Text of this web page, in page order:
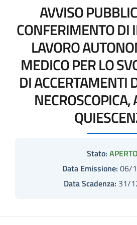
AVVISO
CONFERIMENTO DI
LAVORO
MEDICO PER LO
DI ACCERTAMENTI
Stato: APERTO
Data Emissione: 06/
Data Scadenza: 31/